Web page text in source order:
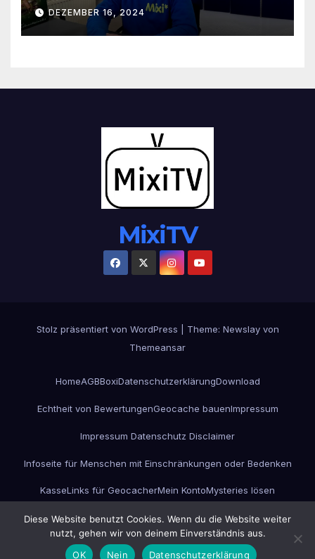
DEZEMBER 16, 2024
MixiTV
Stolz präsentiert von WordPress Theme: Newslayvon
Themeansar
HomeAGBBoxiDatenschutzerklärungDownload
Echtheit von BewertungenGeocache bauenImpressum
Impressum Datenschutz Disclaimer
Infoseite für Menschen mit Einschränkungen oder Bedenken
KasseLinks für GeocacherMein KontoMysteries lösen
Projekt GC-ESC-BoxUnterwegsVersandartenWarenkorb Werbung
WiderrufsbelehrungZahlungsarten
Diese Website benutzt Cookies. Wenn du die Website weiter
nutzt, gehen wir von deinem Einverständnis aus.
OK
Nein Datenschutzerklärung